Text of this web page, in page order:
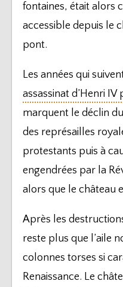
fontaines, était alors
accessible depuis le
pont.
Les années qui
assassinat d’Henri IV
marquent le déclin
des représailles
protestants puis à
engendrées par la
alors que le château
Après les
reste plus que l’aile
colonnes torses si
Renaissance. Le